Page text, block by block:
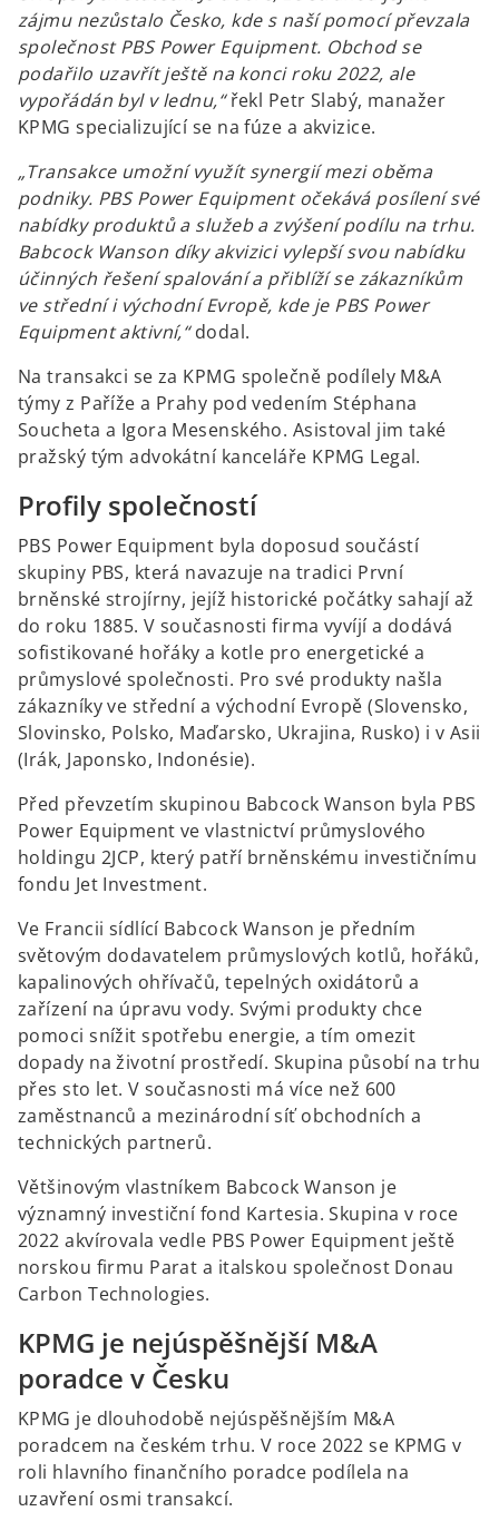
zájmu nezůstalo Česko, kde s naší pomocí převzala
společnost PBS Power Equipment. Obchod se
podařilo uzavřít ještě na konci roku 2022, ale
vypořádán byl v lednu,“řekl Petr Slabý, manažer
KPMG specializující se na fúze a akvizice.
„Transakce umožní využít synergií mezi oběma
podniky. PBS Power Equipment očekává posílení své
nabídky produktů a služeb a zvýšení podílu na trhu.
Babcock Wanson díky akvizici vylepší svou nabídku
účinných řešení spalování a přiblíží se zákazníkům
ve střední i východní Evropě, kde je PBS Power
Equipment aktivní,“dodal.
Na transakci se za KPMG společně podílely M&A
týmy z Paříže a Prahy pod vedením Stéphana
Soucheta a Igora Mesenského. Asistoval jim také
pražský tým advokátní kanceláře KPMG Legal.
Profily společností
PBS Power Equipment byla doposud součástí
skupiny PBS, která navazuje na tradici První
brněnské strojírny, jejíž historické počátky sahají až
do roku 1885. V současnosti firma vyvíjí a dodává
sofistikované hořáky a kotle pro energetické a
průmyslové společnosti. Pro své produkty našla
zákazníky ve střední a východní Evropě (Slovensko,
Slovinsko, Polsko, Maďarsko, Ukrajina, Rusko) i v Asii
(Irák, Japonsko, Indonésie).
Před převzetím skupinou Babcock Wanson byla PBS
Power Equipment ve vlastnictví průmyslového
holdingu 2JCP, který patří brněnskému investičnímu
fondu Jet Investment.
Ve Francii sídlící Babcock Wanson je předním
světovým dodavatelem průmyslových kotlů, hořáků,
kapalinových ohřívačů, tepelných oxidátorů a
zařízení na úpravu vody. Svými produkty chce
pomoci snížit spotřebu energie, a tím omezit
dopady na životní prostředí. Skupina působí na trhu
přes sto let. V současnosti má více než 600
zaměstnanců a mezinárodní síť obchodních a
technických partnerů.
Většinovým vlastníkem Babcock Wanson je
významný investiční fond Kartesia. Skupina v roce
2022 akvírovala vedle PBS Power Equipment ještě
norskou firmu Parat a italskou společnost Donau
Carbon Technologies.
KPMG je nejúspěšnější M&A
poradce v Česku
KPMG je dlouhodobě nejúspěšnějším M&A
poradcem na českém trhu. V roce 2022 se KPMG v
roli hlavního finančního poradce podílela na
uzavření osmi transakcí.